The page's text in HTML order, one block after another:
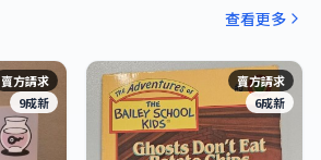
查看更多
賣方請求
9成新
賣方請求
6成新